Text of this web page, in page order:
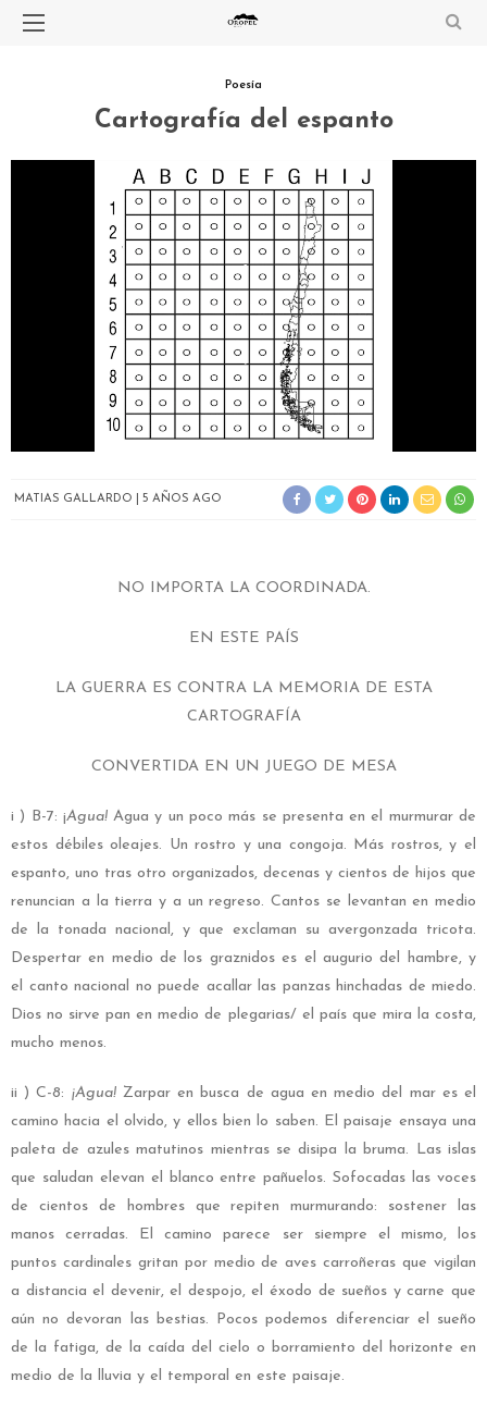
Poesía
Cartografía del espanto
MATIAS GALLARDO 5 AÑOS AGO
NO IMPORTA LA COORDINADA.
EN ESTE PAÍS
LA GUERRA ES CONTRA LA MEMORIA DE ESTA
CARTOGRAFÍA
CONVERTIDA EN UN JUEGO DE MESA
i ) B-7: ¡Agua!Agua y un poco más se presenta en el murmurar de
estos débiles oleajes. Un rostro y una congoja. Más rostros, y el
espanto, uno tras otro organizados, decenas y cientos de hijos que
renuncian a la tierra y a un regreso. Cantos se levantan en medio
de la tonada nacional, y que exclaman su avergonzada tricota.
Despertar en medio de los graznidos es el augurio del hambre, y
el canto nacional no puede acallar las panzas hinchadas de miedo.
Dios no sirve pan en medio de plegarias/ el país que mira la costa,
mucho menos.
ii ) C-8: ¡Agua!Zarpar en busca de agua en medio del mar es el
camino hacia el olvido, y ellos bien lo saben. El paisaje ensaya una
paleta de azules matutinos mientras se disipa la bruma. Las islas
que saludan elevan el blanco entre pañuelos. Sofocadas las voces
de cientos de hombres que repiten murmurando: sostener las
manos cerradas. El camino parece ser siempre el mismo, los
puntos cardinales gritan por medio de aves carroñeras que vigilan
a distancia el devenir, el despojo, el éxodo de sueños y carne que
aún no devoran las bestias. Pocos podemos diferenciar el sueño
de la fatiga, de la caída del cielo o borramiento del horizonte en
medio de la lluvia y el temporal en este paisaje.